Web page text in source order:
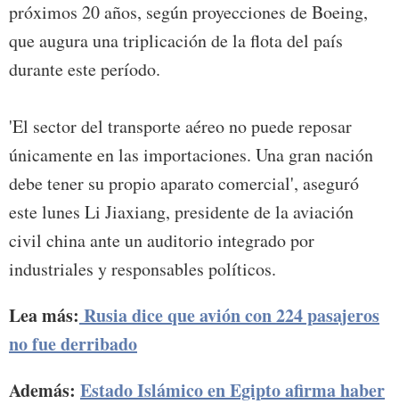
próximos 20 años, según proyecciones de Boeing,
que augura una triplicación de la flota del país
durante este período.
'El sector del transporte aéreo no puede reposar
únicamente en las importaciones. Una gran nación
debe tener su propio aparato comercial', aseguró
este lunes Li Jiaxiang, presidente de la aviación
civil china ante un auditorio integrado por
industriales y responsables políticos.
Lea más: Rusia dice que avión con 224 pasajeros
no fue derribado
Además: Estado Islámico en Egipto afirma haber